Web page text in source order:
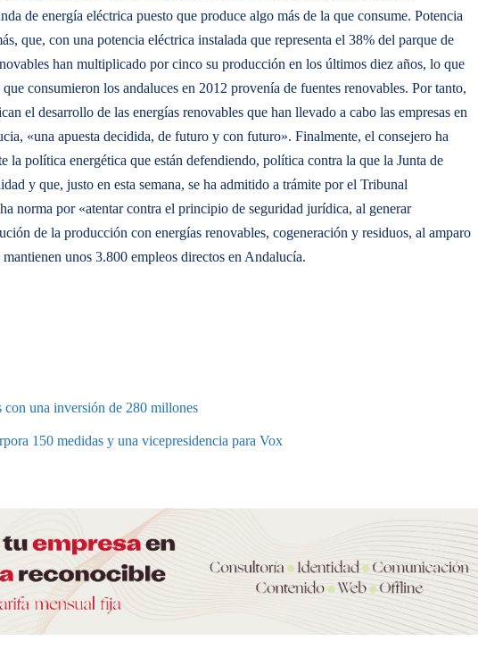
de energía eléctrica puesto que produce algo más de la que consume. Potencia
que, con una potencia eléctrica instalada que representa el 38% del parque de
han multiplicado por cinco su producción en los últimos diez años, lo que
consumieron los andaluces en 2012 provenía de fuentes renovables. Por tanto,
el desarrollo de las energías renovables que han llevado a cabo las empresas en
«una apuesta decidida, de futuro y con futuro». Finalmente, el consejero ha
la política energética que están defendiendo, política contra la que la Junta de
y que, justo en esta semana, se ha admitido a trámite por el Tribunal
norma por «atentar contra el principio de seguridad jurídica, al generar
de la producción con energías renovables, cogeneración y residuos, al amparo
unos 3.800 empleos directos en Andalucía.
con una inversión de 280 millones
150 medidas y una vicepresidencia para Vox